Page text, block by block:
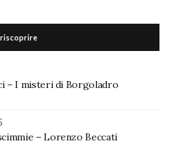
riscoprire
– I misteri di Borgoladro
– Lorenzo Beccati